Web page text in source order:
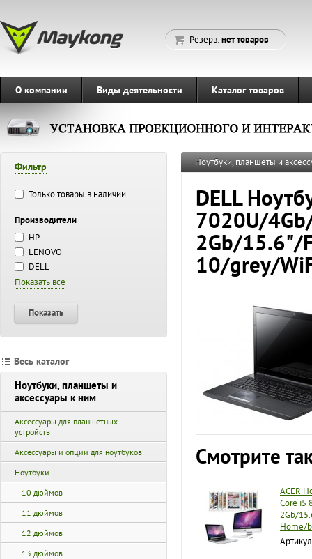
Резерв:нет товаров
О компании Виды деятельности Каталог товаров
Фильтр
Только товары в наличии
Производители
HP
LENOVO
DELL
Показать все
Показать
Весь каталог
Ноутбуки, планшеты и
аксессуары к ним
Аксессуары для планшетных
устройств
Аксессуары и опции для ноутбуков
Ноутбуки
10 дюймов
11 дюймов
12 дюймов
13 дюймов
Ноутбуки, планшеты и
DELL
7020U/
2Gb/15.6"/
10/grey/
Смотрите
ACER
Core i5
2Gb/
Home/